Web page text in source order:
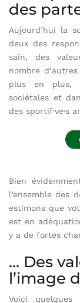
des
Aujourd’hui la
deux des
sain, des
nombre
plus en plus,
sociétales et
des sportif·ve·s
Bien
l’ensemble des
estimons que
est en
y a de fortes
… Des
l’image
Voici quelques